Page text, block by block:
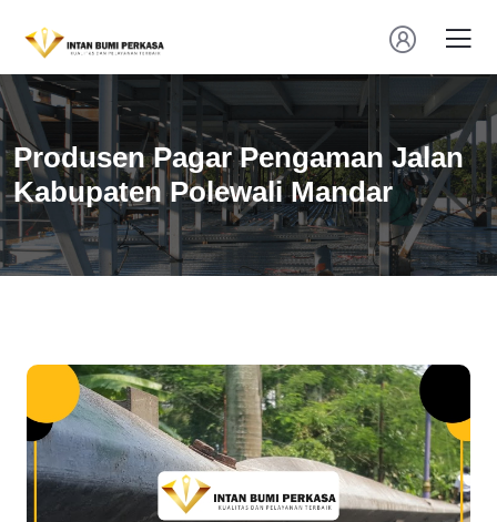
Produsen Pagar Pengaman Jalan
Kabupaten Polewali Mandar